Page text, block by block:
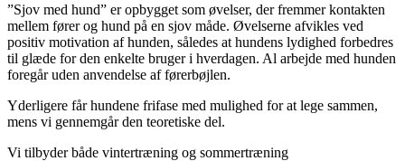
”Sjov med hund” er opbygget som øvelser, der fremmer kontakten
mellem fører og hund på en sjov måde. Øvelserne afvikles ved
positiv motivation af hunden, således at hundens lydighed forbedres
til glæde for den enkelte bruger i hverdagen. Al arbejde med hunden
foregår uden anvendelse af førerbøjlen.
Yderligere får hundene frifase med mulighed for at lege sammen,
mens vi gennemgår den teoretiske del.
Vi tilbyder både vintertræning og sommertræning